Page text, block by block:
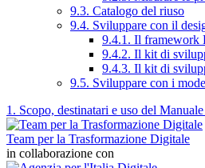
9.3. Catalogo del riuso
9.4. Sviluppare con il
9.4.1. Il framework
9.4.2. Il kit di
9.4.3. Il kit di
9.5. Sviluppare con i
1. Scopo, destinatari e uso del
Team per la Trasformazione Digitale
in collaborazione con